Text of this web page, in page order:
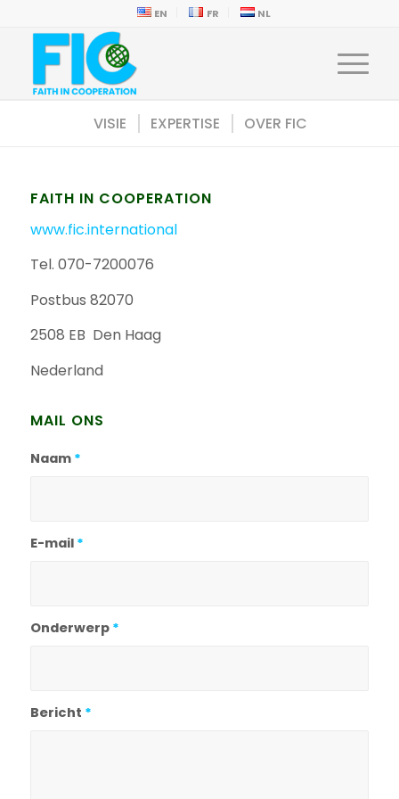
EN FR NL
VISIE EXPERTISE OVER FIC
FAITH IN COOPERATION
www.fic.international
Tel. 070-7200076
Postbus 82070
2508 EB Den Haag
Nederland
MAIL ONS
Naam *
E-mail *
Onderwerp *
Bericht *